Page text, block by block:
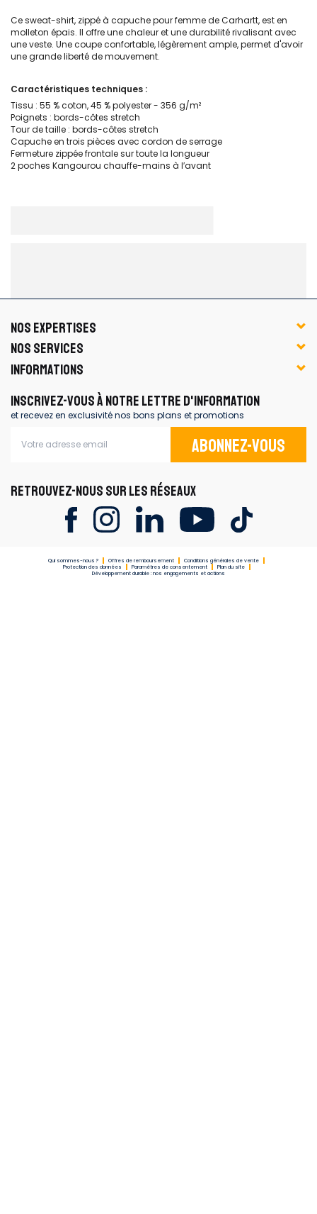
Ce sweat-shirt, zippé à capuche pour femme de Carhartt, est en
molleton épais. Il offre une chaleur et une durabilité rivalisant avec
une veste. Une coupe confortable, légèrement ample, permet d'avoir
une grande liberté de mouvement.
Caractéristiques techniques :
Tissu : 55 % coton, 45 % polyester - 356 g/m²
Poignets : bords-côtes stretch
Tour de taille : bords-côtes stretch
Capuche en trois pièces avec cordon de serrage
Fermeture zippée frontale sur toute la longueur
2 poches Kangourou chauffe-mains à l′avant
NOS EXPERTISES
NOS SERVICES
INFORMATIONS
INSCRIVEZ-VOUS À NOTRE LETTRE D'INFORMATION
et recevez en exclusivité nos bons plans et promotions
Abonnez-vous
RETROUVEZ-NOUS SUR LES RÉSEAUX
Qui sommes-nous ? Offres de remboursement
Conditions générales de vente
Protection des données
Paramètres de consentement
Plan du site
Développement durable : nos engagements et actions